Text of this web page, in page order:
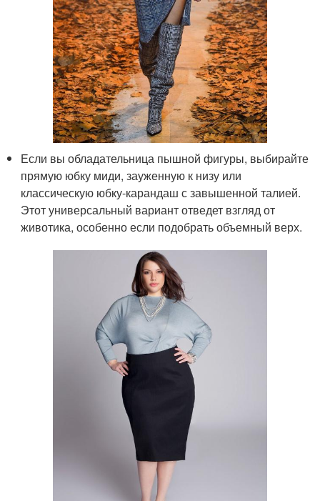
Если вы обладательница пышной фигуры, выбирайте
прямую юбку миди, зауженную к низу или
классическую юбку-карандаш с завышенной талией.
Этот универсальный вариант отведет взгляд от
животика, особенно если подобрать объемный верх.